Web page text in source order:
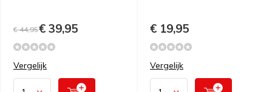
€ 44,95€ 39,95
Vergelijk
€ 19,95
Vergelijk